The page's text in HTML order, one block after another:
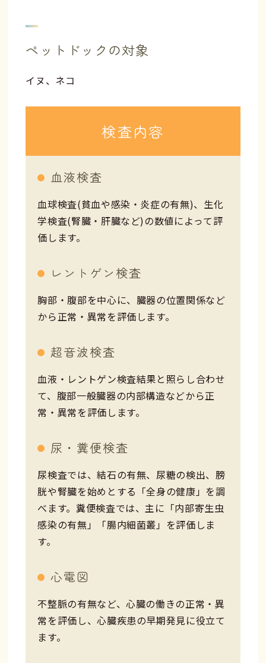
ペットドックの対象
イヌ、ネコ
検査内容
血液検査
血球検査(貧血や感染・炎症の有無)、生化
学検査(腎臓・肝臓など)の数値によって評
価します。
レントゲン検査
胸部・腹部を中心に、臓器の位置関係など
から正常・異常を評価します。
超音波検査
血液・レントゲン検査結果と照らし合わせ
て、腹部一般臓器の内部構造などから正
常・異常を評価します。
尿・糞便検査
尿検査では、結石の有無、尿糖の検出、膀
胱や腎臓を始めとする「全身の健康」を調
べます。糞便検査では、主に「内部寄生虫
感染の有無」「腸内細菌叢」を評価しま
す。
心電図
不整脈の有無など、心臓の働きの正常・異
常を評価し、心臓疾患の早期発見に役立て
ます。